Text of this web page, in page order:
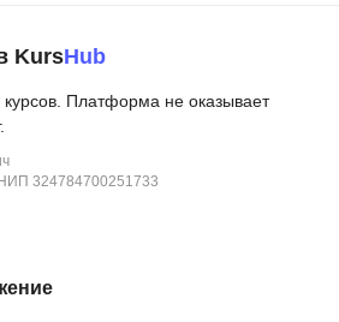
KursHub
Платформа не оказывает
324784700251733